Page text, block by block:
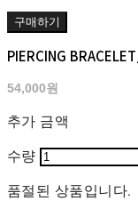
구매하기
PIERCING
54,000원
추가 금액
수량
품절된 상품입니다.